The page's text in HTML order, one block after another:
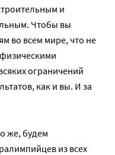
и
Чтобы вы
во всем мире, что не
ограничений
как и вы. И за
же, будем
из всех